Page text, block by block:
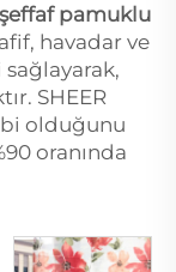
şeffaf pamuklu
havadar ve
SHEER
olduğunu
oranında